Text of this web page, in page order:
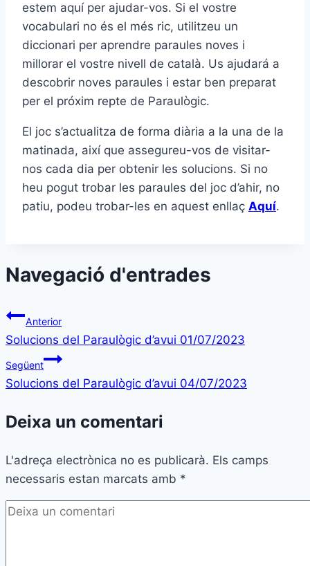
estem aquí per ajudar-vos. Si el vostre
vocabulari no és el més ric, utilitzeu un
diccionari per aprendre paraules noves i
millorar el vostre nivell de català. Us ajudará a
descobrir noves paraules i estar ben preparat
per el próxim repte de Paraulògic.
El joc s’actualitza de forma diària a la una de la
matinada, així que assegureu-vos de visitar-
nos cada dia per obtenir les solucions. Si no
heu pogut trobar les paraules del joc d’ahir, no
patiu, podeu trobar-les en aquest enllaç Aquí.
Navegació d'entrades
Anterior
Solucions del Paraulògic d’avui 01/07/2023
Següent
Solucions del Paraulògic d’avui 04/07/2023
Deixa un comentari
L'adreça electrònica no es publicarà. Els camps
necessaris estan marcats amb *